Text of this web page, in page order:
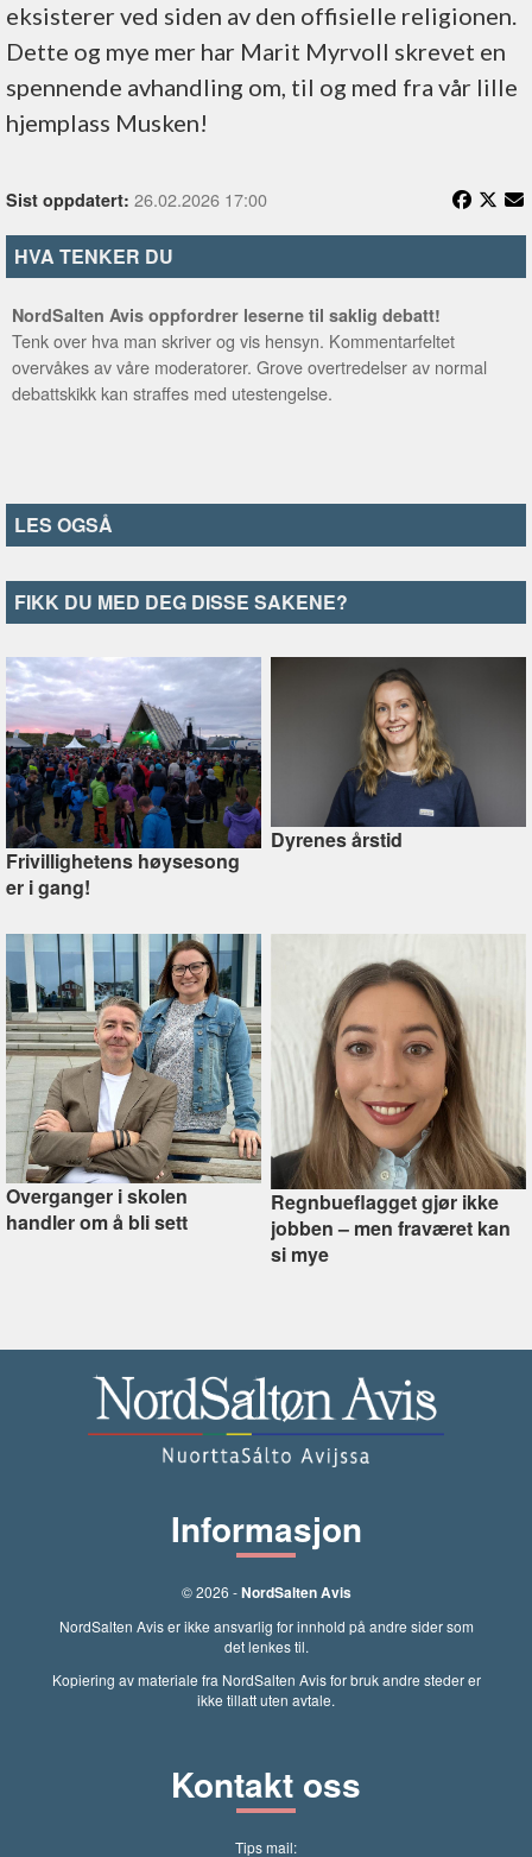
eksisterer ved siden av den offisielle religionen.
Dette og mye mer har Marit Myrvoll skrevet en
spennende avhandling om, til og med fra vår lille
hjemplass Musken!
Sist oppdatert: 26.02.2026 17:00
HVA TENKER DU
NordSalten Avis oppfordrer leserne til saklig debatt!
Tenk over hva man skriver og vis hensyn. Kommentarfeltet
overvåkes av våre moderatorer. Grove overtredelser av normal
debattskikk kan straffes med utestengelse.
LES OGSÅ
FIKK DU MED DEG DISSE SAKENE?
Frivillighetens høysesong
er i gang!
Dyrenes årstid
Overganger i skolen
handler om å bli sett
Regnbueflagget gjør ikke
jobben –⁠ men fraværet kan
si mye
Informasjon
© 2026 -NordSalten Avis
NordSalten Avis er ikke ansvarlig for innhold på andre sider som
det lenkes til.
Kopiering av materiale fra NordSalten Avis for bruk andre steder er
ikke tillatt uten avtale.
Kontakt oss
Tips mail: